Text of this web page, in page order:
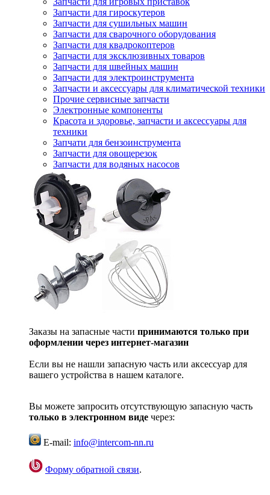
Запчасти для гироскутеров
Запчасти для сушильных машин
Запчасти для сварочного оборудования
Запчасти для квадрокоптеров
Запчасти для эксклюзивных товаров
Запчасти для швейных машин
Запчасти для электроинструмента
Запчасти и аксессуары для климатической техники
Прочие сервисные запчасти
Электронные компоненты
Красота и здоровье, запчасти и аксессуары для
техники
Запчати для бензоинструмента
Запчасти для овощерезок
Запчасти для водяных насосов
Заказы на запасные части принимаются только при
оформлении через интернет-магазин
Если вы не нашли запасную часть или аксессуар для
вашего устройства в нашем каталоге.
Вы можете запросить отсутствующую запасную часть
только в электронном виде через:
E-mail: info@intercom-nn.ru
Форму обратной связи.